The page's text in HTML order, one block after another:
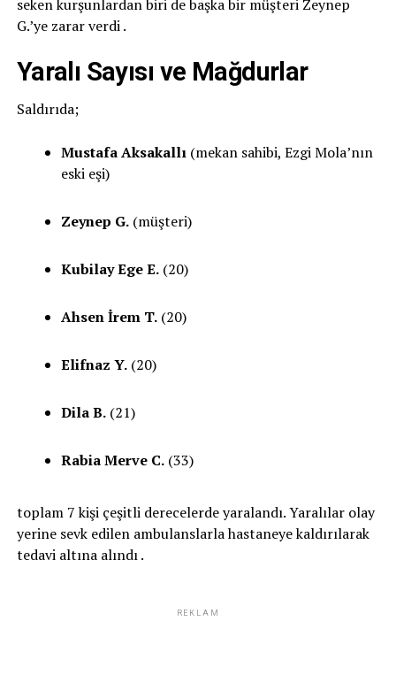
seken kurşunlardan biri de başka bir müşteri Zeynep
G.’ye zarar verdi .
Yaralı Sayısı ve Mağdurlar
Saldırıda;
Mustafa Aksakallı(mekan sahibi, Ezgi Mola’nın
eski eşi)
Zeynep G.(müşteri)
Kubilay Ege E.(20)
Ahsen İrem T.(20)
Elifnaz Y.(20)
Dila B.(21)
Rabia Merve C.(33)
toplam 7 kişi çeşitli derecelerde yaralandı. Yaralılar olay
yerine sevk edilen ambulanslarla hastaneye kaldırılarak
tedavi altına alındı .
REKLAM